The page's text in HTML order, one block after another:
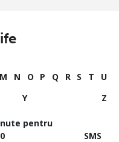
M N O P Q R S T
U
Y Z
pentru
SMS